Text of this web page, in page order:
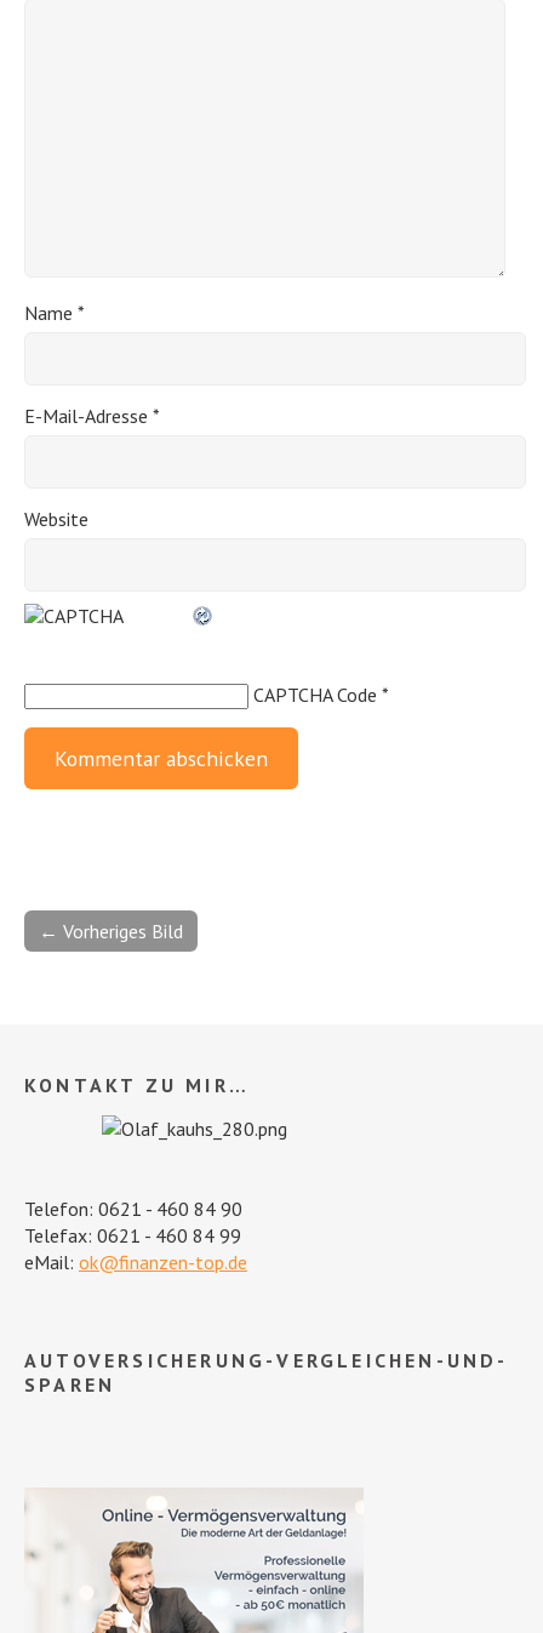
Name *
E-Mail-Adresse *
Website
CAPTCHA Code *
← Vorheriges Bild
KONTAKT ZU MIR…
Telefon: 0621 - 460 84 90
Telefax: 0621 - 460 84 99
eMail: ok@finanzen-top.de
AUTOVERSICHERUNG-VERGLEICHEN-UND-
SPAREN